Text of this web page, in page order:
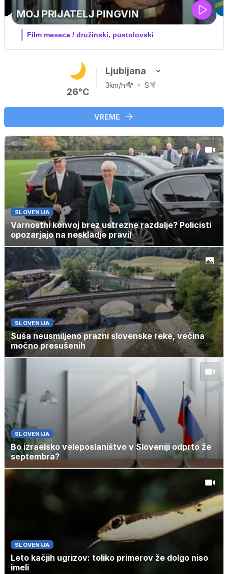
26°C
Ljubljana
3km/h S
VREME
SLOVENIJA
Varnostni konvoj brez ustrezne razdalje? Policisti
opozarjajo na neskladje pravil
SLOVENIJA
Suša neusmiljeno prazni slovenske reke, večina
močno presušenih
SLOVENIJA
Bo izraelsko veleposlaništvo v Sloveniji odprto že
septembra?
SLOVENIJA
Leto kačjih ugrizov: toliko primerov že dolgo niso
imeli